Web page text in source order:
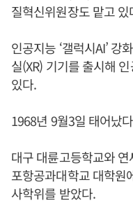
질혁신위원장도 맡고 있
인공지능 ‘갤럭시AI’ 강
실(XR) 기기를 출시해
있다.
1968년 9월3일 태어났
대구 대륜고등학교와
포항공과대학교 대학원
사학위를 받았다.